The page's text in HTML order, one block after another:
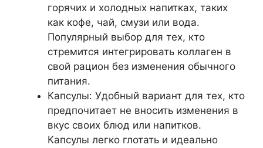
горячих и холодных напитках, таких
как кофе, чай, смузи или вода.
Популярный выбор для тех, кто
стремится интегрировать коллаген в
свой рацион без изменения обычного
питания.
Капсулы: Удобный вариант для тех, кто
предпочитает не вносить изменения в
вкус своих блюд или напитков.
Капсулы легко глотать и идеально